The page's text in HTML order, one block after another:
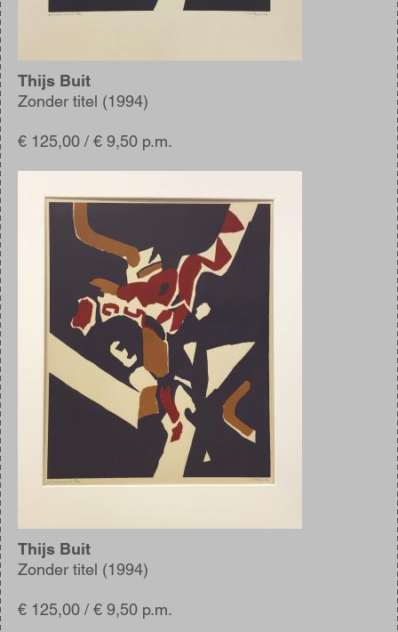
Thijs Buit
Zonder titel (1994)
€ 125,00 / € 9,50 p.m.
Thijs Buit
Zonder titel (1994)
€ 125,00 / € 9,50 p.m.